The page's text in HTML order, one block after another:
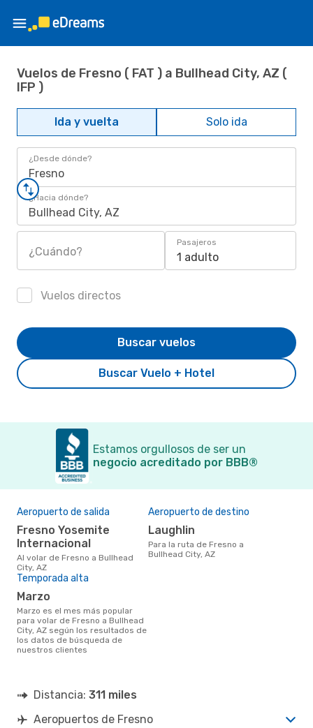
Vuelos de Fresno ( FAT ) a Bullhead City, AZ (
IFP )
Ida y vuelta Solo ida
¿Desde dónde?
Fresno
¿Hacia dónde?
Bullhead City, AZ
¿Cuándo?
Pasajeros
1 adulto
Vuelos directos
Buscar Vuelo + Hotel
Buscar vuelos
Estamos orgullosos de ser un
negocio acreditado por BBB®
Aeropuerto de salida
Fresno Yosemite
Internacional
Al volar de Fresno a Bullhead
City, AZ
Aeropuerto de destino
Laughlin
Para la ruta de Fresno a
Bullhead City, AZ
Temporada alta
marzo
marzo es el mes más popular
para volar de Fresno a Bullhead
City, AZ según los resultados de
los datos de búsqueda de
nuestros clientes
Distancia: 311 miles
Aeropuertos de Fresno